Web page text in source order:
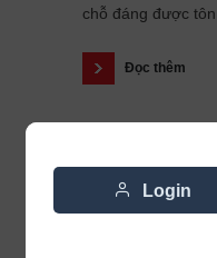
chỗ đáng được tôn
Đọc thêm
Login